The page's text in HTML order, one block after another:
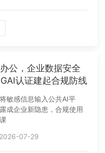
公，企业数据安全
认证建起合规防线
敏感信息输入公共AI平
成企业新隐患，合规使用
07-29